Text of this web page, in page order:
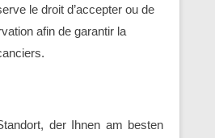
le droit d’accepter ou de
afin de garantir la
der Ihnen am besten